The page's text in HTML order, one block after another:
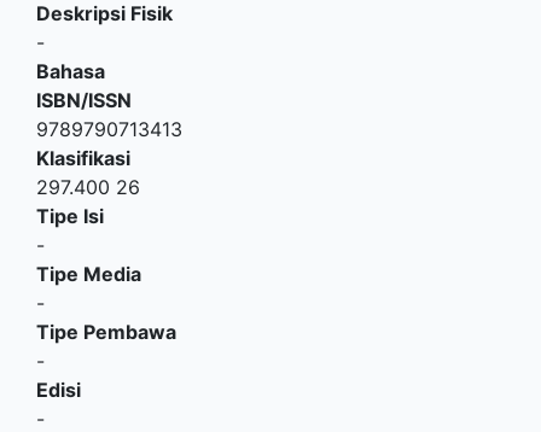
Deskripsi Fisik
-
Bahasa
ISBN/ISSN
9789790713413
Klasifikasi
297.400 26
Tipe Isi
-
Tipe Media
-
Tipe Pembawa
-
Edisi
-